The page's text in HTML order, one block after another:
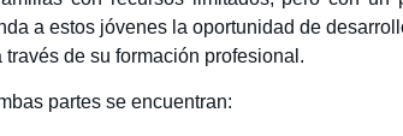
a estos jóvenes la oportunidad de
de su formación profesional.
partes se encuentran: